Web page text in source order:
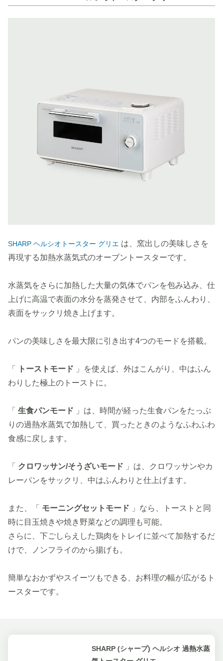
SHARP ヘルシオトースター グリエ は、窯出しの美味しさを
再現する加熱水蒸気式のオーブントースターです。
水蒸気をさらに加熱した大量の気体でパンを包み込み、仕
上げに高温で表面の水分を蒸発させて、内部をふんわり、
表面をサックリ焼き上げます。
パンの美味しさを最大限に引き出す4つのモードを搭載。
「 トーストモード
」を使えば、外はこんがり、中はふん
わりした極上のトーストに。
「 生食パンモード
」は、時間が経った生食パンをたっぷ
りの過熱水蒸気で加熱して、買ったときのようなふわふわ
食感に戻します。
「 クロワッサン/そうざいモード
」は、クロワッサンやカ
レーパンをサックリ、中はふんわりと仕上げます。
また、「 モーニングセットモード
」なら、トーストと同
時に目玉焼きや焼き野菜などの調理も可能。
さらに、下ごしらえした鶏肉をトレイに並べて加熱するだ
けで、ノンフライのから揚げも。
簡単なおかずやスイーツもできる、お料理の幅が広がるト
ースターです。
SHARP (シャープ) ヘルシオ 過熱水蒸